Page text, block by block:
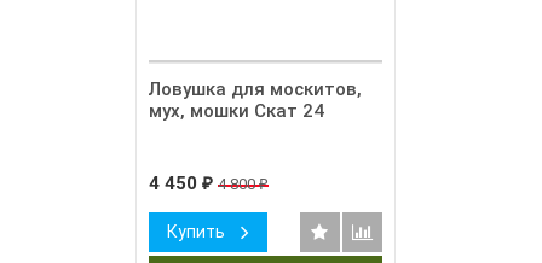
Ловушка для москитов,
мух, мошки Скат 24
4 450 ₽ 4 800₽
Купить